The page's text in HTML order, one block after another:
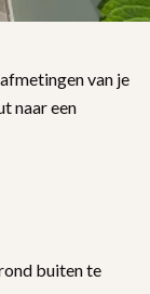
van je
naar een
buiten te